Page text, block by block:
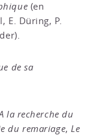
(en
E. Düring, P.
de sa
la recherche du
du remariage,Le